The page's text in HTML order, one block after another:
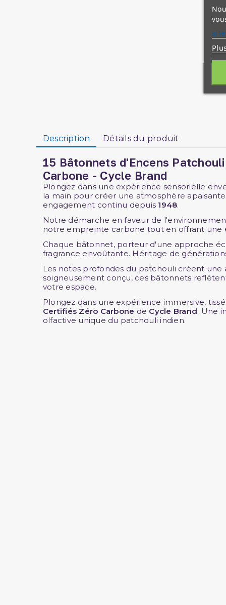
Description Détails du produit
15 Bâtonnets d'Encens
Carbone - Cycle Brand
Plongez dans une expérience sensorielle
la main pour créer une atmosphère
engagement continu depuis 1948.
Notre démarche en faveur de
notre empreinte carbone tout en offrant une
Chaque bâtonnet, porteur d'une approche
fragrance envoûtante. Héritage de
Les notes profondes du patchouli créent
soigneusement conçu, ces bâtonnets
votre espace.
Plongez dans une expérience immersive,
Certifiés Zéro Carbone de Cycle Brand. Une
olfactive unique du patchouli indien.